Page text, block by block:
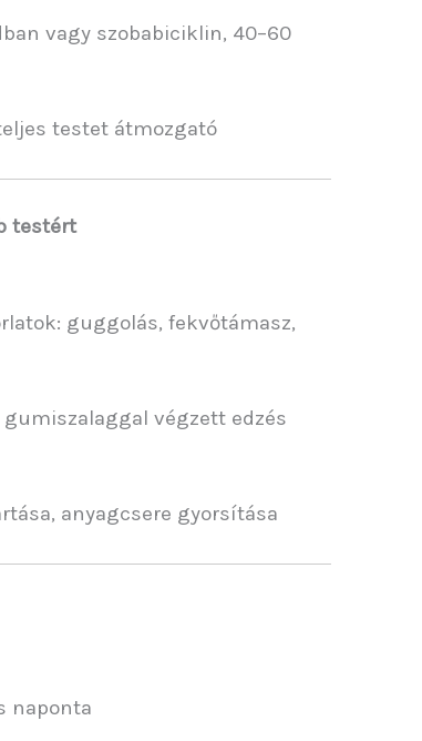
vagy szobabiciklin, 40–60
testet átmozgató
testért
guggolás, fekvőtámasz,
végzett edzés
anyagcsere gyorsítása
naponta